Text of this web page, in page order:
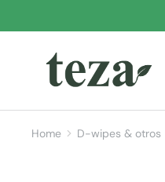
You are here:
Home D-wipes & otros